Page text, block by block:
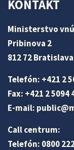
KONTAKT
Ministerstvo
Pribinova 2
812 72 Bratislava
Telefón: +421 2
Fax: +421 2 5094
E-mail:
Call centrum:
Telefón: 0800